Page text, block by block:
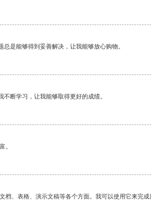
是能够得到妥善解决，让我能够放心购物。
断学习，让我能够取得更好的成绩。
。
档、表格、演示文稿等各个方面。我可以使用它来完成